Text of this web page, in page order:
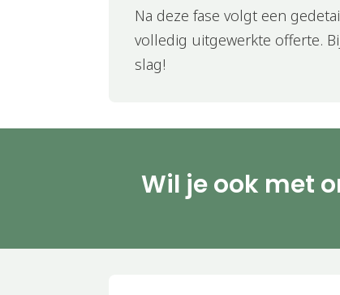
Na deze fase volgt een
volledig uitgewerkte offerte.
slag!
Wil je ook met